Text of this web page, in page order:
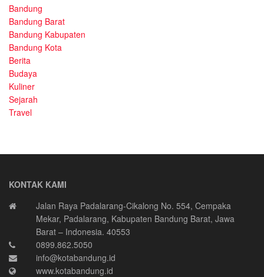
Bandung
Bandung Barat
Bandung Kabupaten
Bandung Kota
Berita
Budaya
Kuliner
Sejarah
Travel
KONTAK KAMI
Jalan Raya Padalarang-Cikalong No. 554, Cempaka
Mekar, Padalarang, Kabupaten Bandung Barat, Jawa
Barat – Indonesia. 40553
0899.862.5050
info@kotabandung.id
www.kotabandung.id